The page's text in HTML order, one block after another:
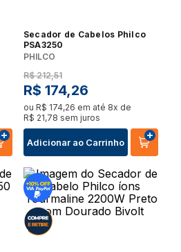
Secador de Cabelos Philco
PSA3250
PHILCO
R$ 212,51
R$ 174,26
ou R$ 174,26 em até 8x de
R$ 21,78 sem juros
Adicionar ao Carrinho